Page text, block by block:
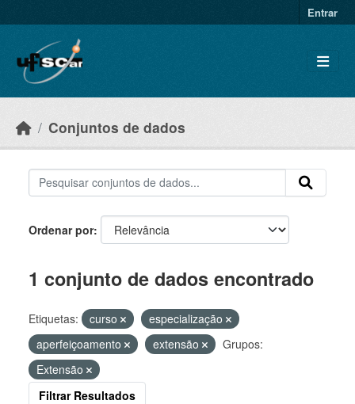
Entrar
Conjuntos de dados
Ordenar por
1 conjunto de dados encontrado
Etiquetas: curso
especialização
aperfeiçoamento
extensão
Grupos:
Extensão
Filtrar Resultados